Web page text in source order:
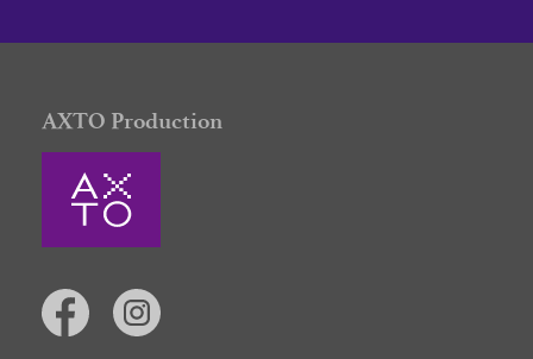
AXTO Production